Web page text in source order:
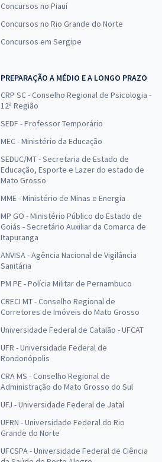
Concursos no Piauí
Concursos no Rio Grande do Norte
Concursos em Sergipe
PREPARAÇÃO A MÉDIO E A LONGO PRAZO
CRP SC - Conselho Regional de Psicologia -
12ª Região
SEDF - Professor Temporário
MEC - Ministério da Educação
SEDUC/MT - Secretaria de Estado de
Educação, Esporte e Lazer do estado de
Mato Grosso
MME - Ministério de Minas e Energia
MP GO - Ministério Público do Estado de
Goiás - Secretário Auxiliar da Comarca de
Itapuranga
ANVISA - Agência Nacional de Vigilância
Sanitária
PM PE - Polícia Militar de Pernambuco
CRECI MT - Conselho Regional de
Corretores de Imóveis do Mato Grosso
Universidade Federal de Catalão - UFCAT
UFR - Universidade Federal de
Rondonópolis
CRA MS - Conselho Regional de
Administração do Mato Grosso do Sul
UFJ - Universidade Federal de Jataí
UFRN - Universidade Federal do Rio
Grande do Norte
UFCSPA - Universidade Federal de Ciência